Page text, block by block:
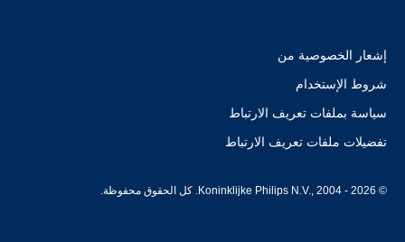
إشعار الخصوصية من
شروط الإستخدام
سياسة بملفات تعريف الارتباط
تفضيلات ملفات تعريف الارتباط
© Koninklijke Philips N.V., 2004 - 2026. كل الحقوق محفوظة.